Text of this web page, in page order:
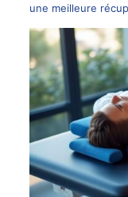
une meilleure